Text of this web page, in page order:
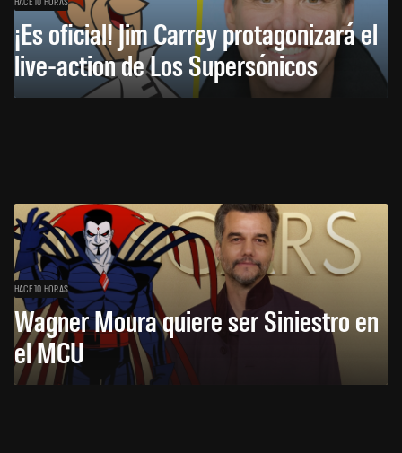
¡Es oficial! Jim Carrey protagonizará el
live-action de Los Supersónicos
HACE 10 HORAS
Wagner Moura quiere ser Siniestro en
el MCU